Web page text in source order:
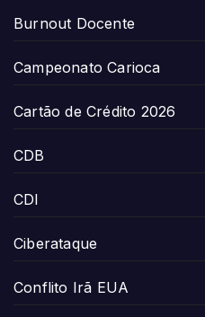
Burnout Docente
Campeonato Carioca
Cartão de Crédito 2026
CDB
CDI
Ciberataque
Conflito Irã EUA